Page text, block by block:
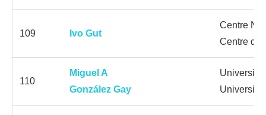
109 Ivo Gut
Centre
Centre de
110
Miguel A
González Gay